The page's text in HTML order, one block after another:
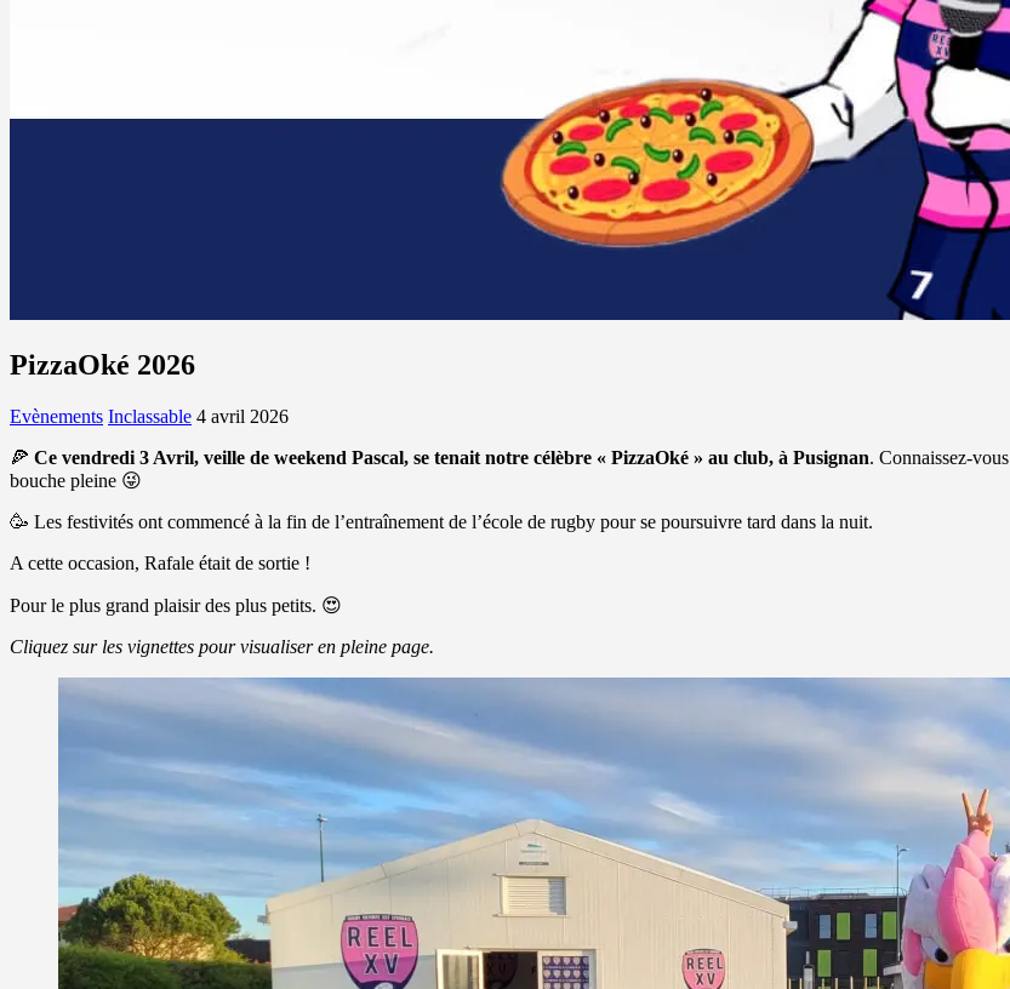
PizzaOké 2026
Evènements Inclassable 4 avril 2026
🍕 Ce vendredi 3 Avril, veille de weekend Pascal, se tenait notre célèbre « PizzaOké » au club, à Pusignan. Connaissez-
bouche pleine 😜
🥳 Les festivités ont commencé à la fin de l’entraînement de l’école de rugby pour se poursuivre tard dans la nuit.
A cette occasion, Rafale était de sortie !
Pour le plus grand plaisir des plus petits. 😍
Cliquez sur les vignettes pour visualiser en pleine page.